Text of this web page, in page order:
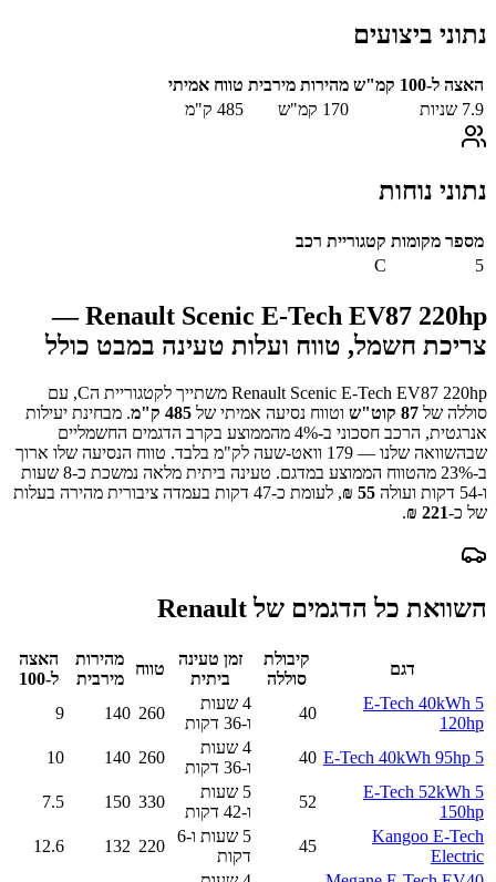
נתוני ביצועים
האצה ל-100 קמ"ש מהירות מירבית טווח אמיתי
7.9 שניות 170 קמ"ש 485 ק"מ
נתוני נוחות
מספר מקומות קטגוריית רכב
5
C
Renault Scenic E-Tech EV87 220hp
—
צריכת חשמל, טווח ועלות טעינה במבט כולל
Renault Scenic E-Tech EV87 220hp משתייך לקטגוריית הC, עם
סוללה של 87 קוט"ש וטווח נסיעה אמיתי של 485 ק"מ. מבחינת יעילות
אנרגטית, הרכב חסכוני ב-
4 % מהממוצע בקרב הדגמים החשמליים
שבהשוואה שלנו — 179 וואט-שעה לק"מ בלבד. טווח הנסיעה שלו ארוך
ב-
23% מהטווח הממוצע במדגם. טעינה ביתית מלאה נמשכת כ-
8 שעות
ו-54 דקות
ועולה 55
₪, לעומת כ-47 דקות בעמדה ציבורית מהירה בעלות
של כ-221
₪
.
השוואת כל הדגמים שלRenault
דגם
קיבולת
סוללה
זמן טעינה
ביתית
טווח
מהירות
מירבית
האצה
ל-100
5 E-Tech 40kWh
120hp
40
4 שעות
ו-36 דקות
260
140
9
5 E-Tech 40kWh 95hp
40
4 שעות
ו-36 דקות
260
140
10
5 E-Tech 52kWh
150hp
52
5 שעות
ו-42 דקות
330
150
7.5
Kangoo E-Tech
Electric
45
5 שעות ו-6
דקות
220
132
12.6